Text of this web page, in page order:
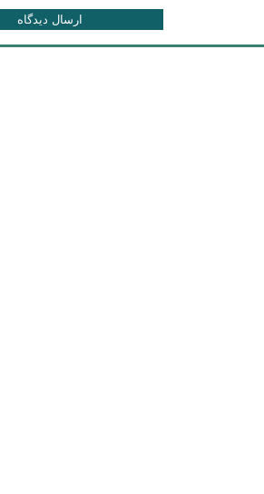
ارسال دیدگاه